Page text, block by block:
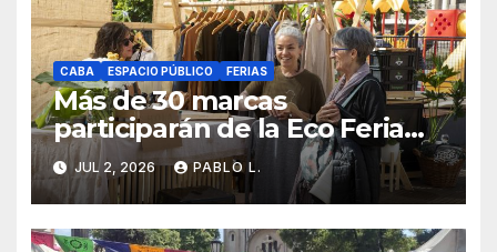
CABA ESPACIO PÚBLICO FERIAS
Más de 30 marcas
participarán de la Eco Feria
Ofelia en Plaza Arenales
JUL 2, 2026 PABLO L.